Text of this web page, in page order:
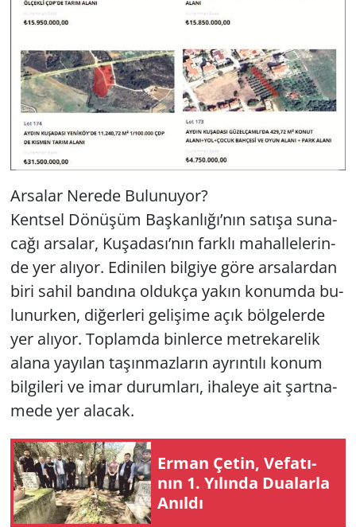
Ar­sa­lar Ne­re­de Bu­lu­nu­yor?
Kent­sel Dö­nü­şüm Baş­kan­lı­ğı’nın sa­tı­şa su­na­
ca­ğı ar­sa­lar, Ku­şa­da­sı’nın fark­lı ma­hal­le­le­rin­
de yer alı­yor. Edi­ni­len bil­gi­ye göre ar­sa­lar­dan
biri sahil ban­dı­na ol­duk­ça yakın ko­num­da bu­
lu­nur­ken, di­ğer­le­ri ge­li­şi­me açık böl­ge­ler­de
yer alı­yor. Top­lam­da bin­ler­ce met­re­ka­re­lik
alana ya­yı­lan ta­şın­maz­la­rın ay­rın­tı­lı konum
bil­gi­le­ri ve imar du­rum­la­rı, iha­le­ye ait şart­na­
me­de yer ala­cak.
Erman Çetin, Ve­fa­tı­
nın 1. Yı­lın­da Du­alar­la
Anıl­dı